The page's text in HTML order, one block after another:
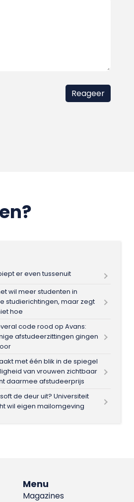
er even tussenuit
wil meer studenten in
studierichtingen, maar zegt
hoe
code rood op Avans:
afstudeerzittingen gingen
met één blik in de spiegel
van vrouwen zichtbaar
daarmee afstudeerprijs
de deur uit? Universiteit
wil eigen mailomgeving
Menu
Magazines